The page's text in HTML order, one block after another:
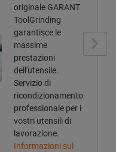
originale GARANT
ToolGrinding
garantisce le
massime
prestazioni
dell'utensile.
Servizio di
ricondizionamento
professionale per i
vostri utensili di
lavorazione.
Informazioni sul